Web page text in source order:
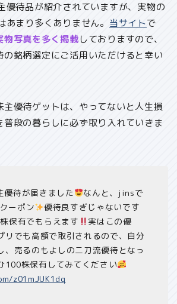
優待品が紹介されていますが、実物の
あまり多くありません。 当サイトで
物写真を多く掲載しておりますので、
の銘柄選定にご活用いただけると幸い
主優待ゲットは、やってないと人生損
普段の暮らしに必ず取り入れていきま
待が届きました
なんと、jinsで
ーポン
優待良すぎじゃないです
保有でもらえます
実はこの優
リでも高額で取引されるので、自分
、売るのもよしの二刀流優待となっ
100株保有してみてください
z01mJUK1dq